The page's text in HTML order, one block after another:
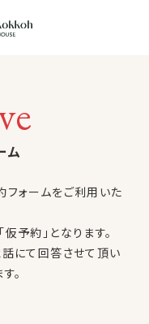
ム
フォームをご利用いた
予約」となります。
にて回答させて頂い
。